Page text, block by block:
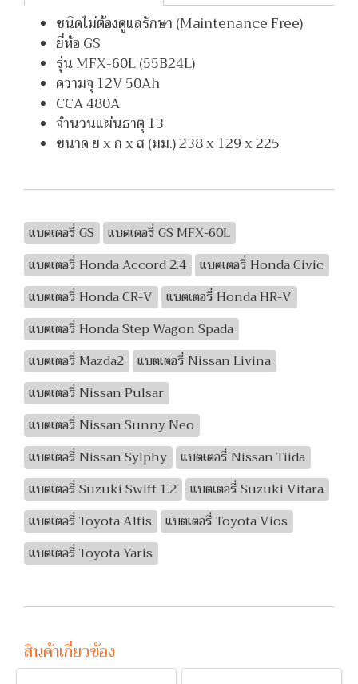
ชนิดไม่ต้องดูแลรักษา (Maintenance Free)
ยี่ห้อ GS
รุ่น MFX-60L (55B24L)
ความจุ 12V 50Ah
CCA 480A
จำนวนแผ่นธาตุ 13
ขนาด ย x ก x ส (มม.) 238 x 129 x 225
แบตเตอรี่ GS
แบตเตอรี่ GS MFX-60L
แบตเตอรี่ Honda Accord 2.4
แบตเตอรี่ Honda Civic
แบตเตอรี่ Honda CR-V
แบตเตอรี่ Honda HR-V
แบตเตอรี่ Honda Step Wagon Spada
แบตเตอรี่ Mazda2
แบตเตอรี่ Nissan Livina
แบตเตอรี่ Nissan Pulsar
แบตเตอรี่ Nissan Sunny Neo
แบตเตอรี่ Nissan Sylphy
แบตเตอรี่ Nissan Tiida
แบตเตอรี่ Suzuki Swift 1.2
แบตเตอรี่ Suzuki Vitara
แบตเตอรี่ Toyota Altis
แบตเตอรี่ Toyota Vios
แบตเตอรี่ Toyota Yaris
สินค้าเกี่ยวข้อง